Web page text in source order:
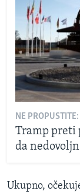
NE PROPUSTITE:
Tramp preti
da
Ukupno,